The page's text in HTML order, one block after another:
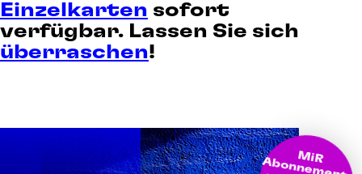
Einzelkarten sofort
verfügbar. Lassen Sie sich
überraschen!
M
bonnem